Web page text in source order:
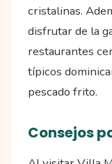
cristalinas.
disfrutar de la
restaurantes
típicos
pescado frito.
Consejos